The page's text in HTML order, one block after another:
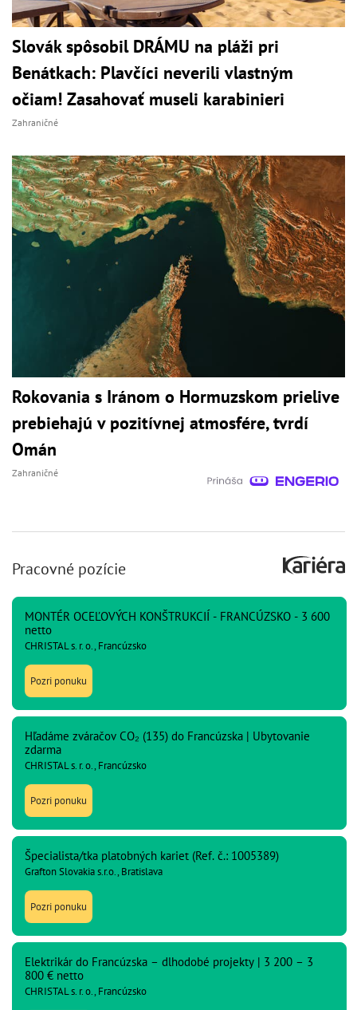
Slovák spôsobil DRÁMU na pláži pri
Benátkach: Plavčíci neverili vlastným
očiam! Zasahovať museli karabinieri
Zahraničné
Rokovania s Iránom o Hormuzskom prielive
prebiehajú v pozitívnej atmosfére, tvrdí
Omán
Zahraničné
Pracovné pozície
MONTÉR OCEĽOVÝCH KONŠTRUKCIÍ - FRANCÚZSKO - 3 600
netto
CHRISTAL s. r. o., Francúzsko
Pozri ponuku
Hľadáme zváračov CO₂ (135) do Francúzska | Ubytovanie
zdarma
CHRISTAL s. r. o., Francúzsko
Pozri ponuku
Špecialista/tka platobných kariet (Ref. č.: 1005389)
Grafton Slovakia s.r.o., Bratislava
Pozri ponuku
Elektrikár do Francúzska – dlhodobé projekty | 3 200 – 3
800 € netto
CHRISTAL s. r. o., Francúzsko